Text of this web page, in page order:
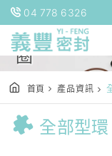
04 778 6326
全部型環 |
圈
首頁 產品資訊
全部型環